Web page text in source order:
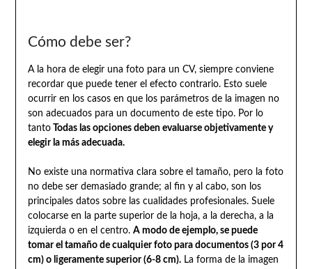
Cómo debe ser?
A la hora de elegir una foto para un CV, siempre conviene
recordar que puede tener el efecto contrario. Esto suele
ocurrir en los casos en que los parámetros de la imagen no
son adecuados para un documento de este tipo. Por lo
tantoTodas las opciones deben evaluarse objetivamente y
elegir la más adecuada.
No existe una normativa clara sobre el tamaño, pero la foto
no debe ser demasiado grande; al fin y al cabo, son los
principales datos sobre las cualidades profesionales. Suele
colocarse en la parte superior de la hoja, a la derecha, a la
izquierda o en el centro. A modo de ejemplo, se puede
tomar el tamaño de cualquier foto para documentos (3 por 4
cm) o ligeramente superior (6-8 cm).La forma de la imagen